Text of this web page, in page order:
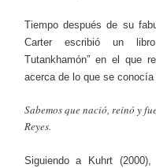
Tiempo después de su
Carter escribió un
Tutankhamón” en el que
acerca de lo que se
Sabemos que nació, reinó y
Reyes.
Siguiendo a Kuhrt